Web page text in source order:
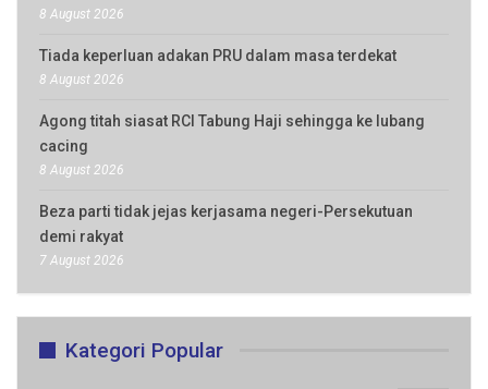
8 August 2026
Tiada keperluan adakan PRU dalam masa terdekat
8 August 2026
Agong titah siasat RCI Tabung Haji sehingga ke lubang
cacing
8 August 2026
Beza parti tidak jejas kerjasama negeri-Persekutuan
demi rakyat
7 August 2026
Kategori Popular